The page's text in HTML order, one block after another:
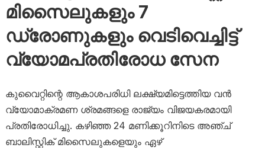
മിസൈലുകളും 7
ഡ്രോണുകളും വെടിവെച്ചിട്ട്
വ്യോമപ്രതിരോധ സേന
കുവൈറ്റിന്റെ ആകാശപരിധി ലക്ഷ്യമിട്ടെത്തിയ വൻ
വ്യോമാക്രമണ ശ്രമങ്ങളെ രാജ്യം വിജയകരമായി
പ്രതിരോധിച്ചു. കഴിഞ്ഞ 24 മണിക്കൂറിനിടെ അഞ്ച്
ബാലിസ്റ്റിക് മിസൈലുകളെയും ഏഴ്